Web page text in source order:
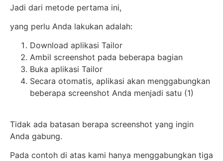
Jadi dari metode pertama ini,
yang perlu Anda lakukan adalah:
Download aplikasi Tailor
Ambil screenshot pada beberapa bagian
Buka aplikasi Tailor
Secara otomatis, aplikasi akan menggabungkan
beberapa screenshot Anda menjadi satu (1)
Tidak ada batasan berapa screenshot yang ingin
Anda gabung.
Pada contoh di atas kami hanya menggabungkan tiga